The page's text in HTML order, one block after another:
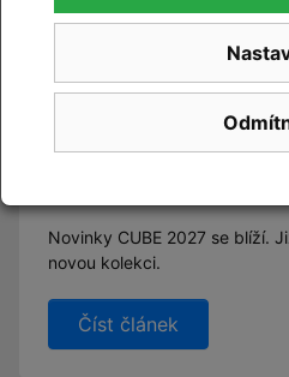
Novinky CUBE 2027 se blíží.
novou kolekci.
Číst článek